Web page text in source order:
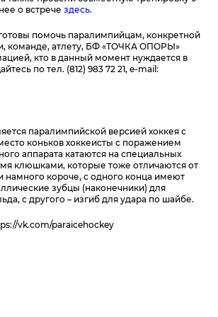
о встрече здесь.
помочь паралимпийцам, конкретной
команде, атлету, БФ «ТОЧКА ОПОРЫ»
кто в данный момент нуждается в
по тел. (812) 983 72 21, e-mail:
паралимпийской версией хоккея с
коньков хоккеисты с поражением
аппарата катаются на специальных
клюшками, которые тоже отличаются от
намного короче, с одного конца имеют
зубцы (наконечники) для
с другого – изгиб для удара по шайбе.
vk.com/paraicehockey